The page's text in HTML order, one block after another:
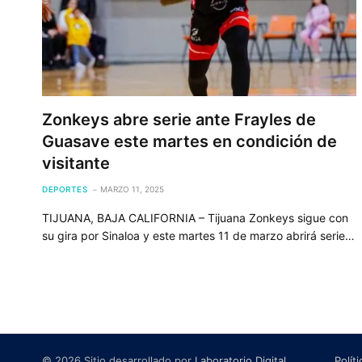
Zonkeys abre serie ante Frayles de
Guasave este martes en condición de
visitante
DEPORTES MARZO 11, 2025
TIJUANA, BAJA CALIFORNIA – Tijuana Zonkeys sigue con
su gira por Sinaloa y este martes 11 de marzo abrirá serie…